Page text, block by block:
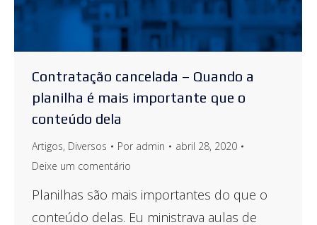
Contratação cancelada – Quando a
planilha é mais importante que o
conteúdo dela
Artigos, Diversos Por admin
abril 28, 2020
Deixe um comentário
Planilhas são mais importantes do que o
conteúdo delas. Eu ministrava aulas de